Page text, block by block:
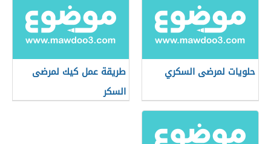
حلويات لمرضى السكري
طريقة عمل كيك لمرضى
السكر